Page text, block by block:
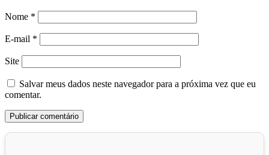
Nome *
E-mail *
Site
Salvar meus dados neste navegador para a próxima vez que eu
comentar.